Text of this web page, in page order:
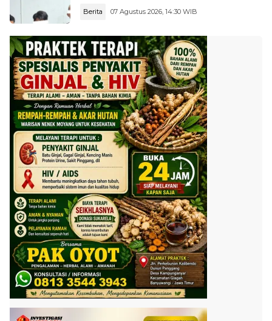
Berita 07 Agustus 2026, 14:30 WIB